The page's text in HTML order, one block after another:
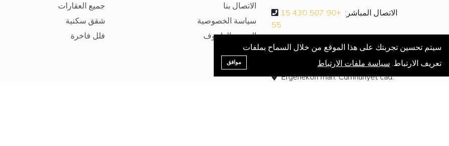
الاتصال المباشر:
+90 507 430 15
55
بريد الالكتروني:
info@thehouseturkey.com
Ergenekon mah. Cumhuriyet cad.
الاتصال بنا
سياسة الخصوصية
البنود و الظروف
جميع العقارات
شقق سكنية
فلل فاخرة
سيتم تحسين تجربتك على هذا الموقع من خلال السماح بملفات
تعريف الارتباط. سياسة ملفات الارتباط موافق